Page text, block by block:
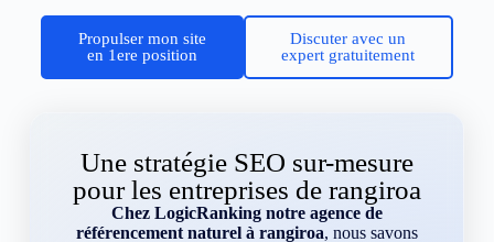
Propulser mon site
en 1ere position
Discuter avec un
expert gratuitement
Une stratégie SEO sur-mesure
pour les entreprises de rangiroa
Chez LogicRanking notre agence de
référencement naturel à rangiroa, nous savons